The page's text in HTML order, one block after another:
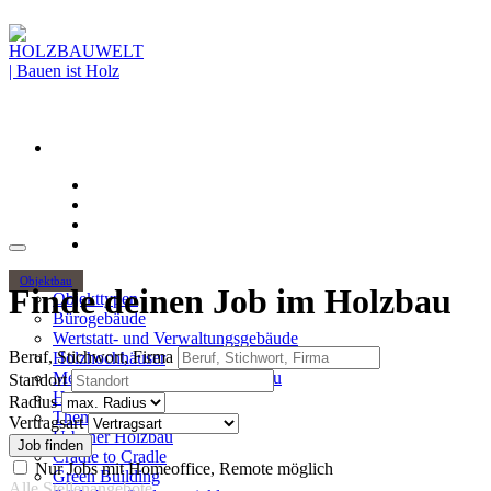
Objektbau
Objekttypen
Bürogebäude
Wertstatt- und Verwaltungsgebäude
Holzhochhäuser
Mehrgeschossiger Wohnungsbau
Hallenbau
Themen
Urbaner Holzbau
Cradle to Cradle
Green Building
Finde deinen Job im Holzbau
Beruf, Stichwort, Firma
Standort
Radius
Vertragsart
Nur Jobs mit Homeoffice, Remote möglich